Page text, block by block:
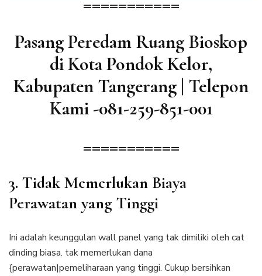
Pasang Peredam Ruang Bioskop
di Kota Pondok Kelor,
Kabupaten Tangerang | Telepon
Kami -081-259-851-001
===========
3. Tidak Memerlukan Biaya
Perawatan yang Tinggi
Ini adalah keunggulan wall panel yang tak dimiliki oleh cat
dinding biasa. tak memerlukan dana
{perawatan|pemeliharaan yang tinggi. Cukup bersihkan